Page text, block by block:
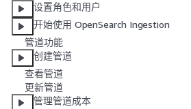
设置角色和用户
开始使用 OpenSearch Ingestion
管道功能
创建管道
查看管道
更新管道
管理管道成本